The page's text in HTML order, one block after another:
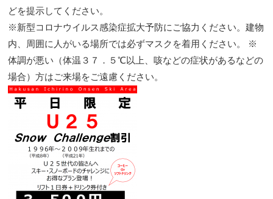
どを提示してください。
※新型コロナウイルス感染症拡大予防にご協力ください。建物
内、周囲に人がいる場所では必ずマスクを着用ください。 ※
体調が悪い（体温３７．５℃以上、咳などの症状があるなどの
場合）方はご来場をご遠慮ください。